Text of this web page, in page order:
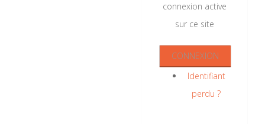
connexion active
sur ce site
Identifiant
perdu ?